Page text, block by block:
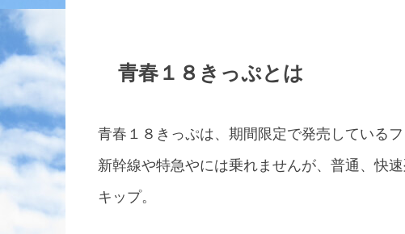
青春１８きっぷとは
青春１８きっぷは、期間限定で発売しているフ
新幹線や特急やには乗れませんが、普通、快
キップ。